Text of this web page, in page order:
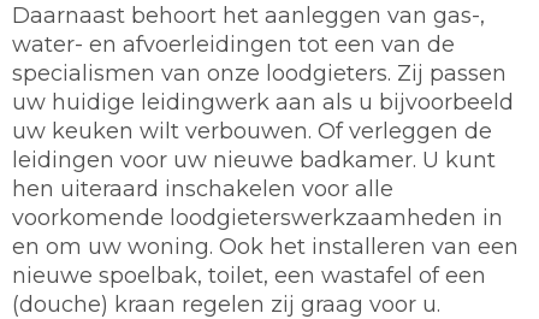
Daarnaast behoort het aanleggen van gas-,
water- en afvoerleidingen tot een van de
specialismen van onze loodgieters. Zij passen
uw huidige leidingwerk aan als u bijvoorbeeld
uw keuken wilt verbouwen. Of verleggen de
leidingen voor uw nieuwe badkamer. U kunt
hen uiteraard inschakelen voor alle
voorkomende loodgieterswerkzaamheden in
en om uw woning. Ook het installeren van een
nieuwe spoelbak, toilet, een wastafel of een
(douche) kraan regelen zij graag voor u.